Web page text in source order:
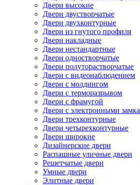
Двери высокие
Двери двустворчатые
Двери двухконтурные
Двери из гнутого профиля
Двери накладные
Двери нестандартные
Двери одностворчатые
Двери полуторастворчатые
Двери с видеонаблюдением
Двери с молдингом
Двери с терморазрывом
Двери с фрамугой
Двери с электронными
Двери трехконтурные
Двери четырехконтурные
Двери широкие
Дизайнерские двери
Распашные уличные двери
Решетчатые двери
Умные двери
Элитные двери